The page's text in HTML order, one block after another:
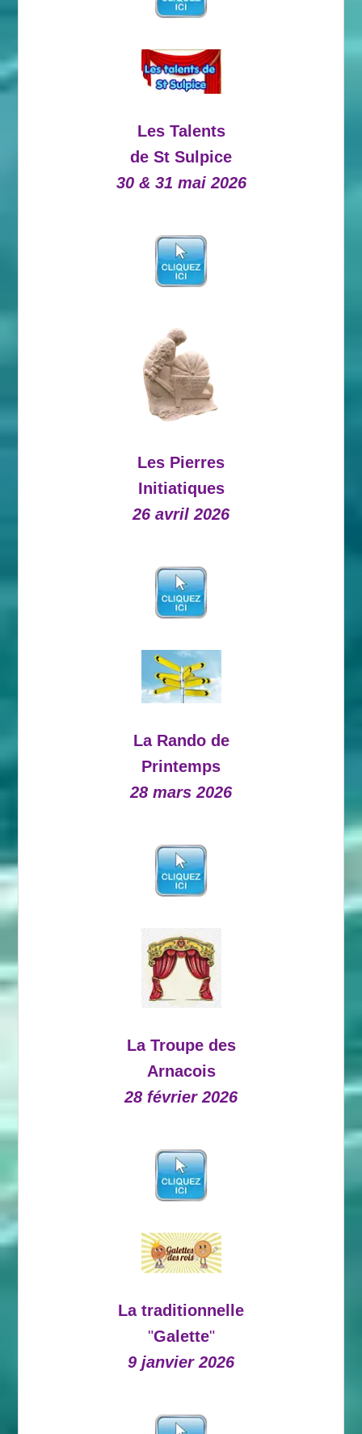
Les Talents
de St Sulpice
30 & 31 mai 2026
Les Pierres
Initiatiques
26 avril 2026
La Rando de
Printemps
28 mars 2026
La Troupe des
Arnacois
28 février 2026
La traditionnelle
"Galette"
9 janvier 2026